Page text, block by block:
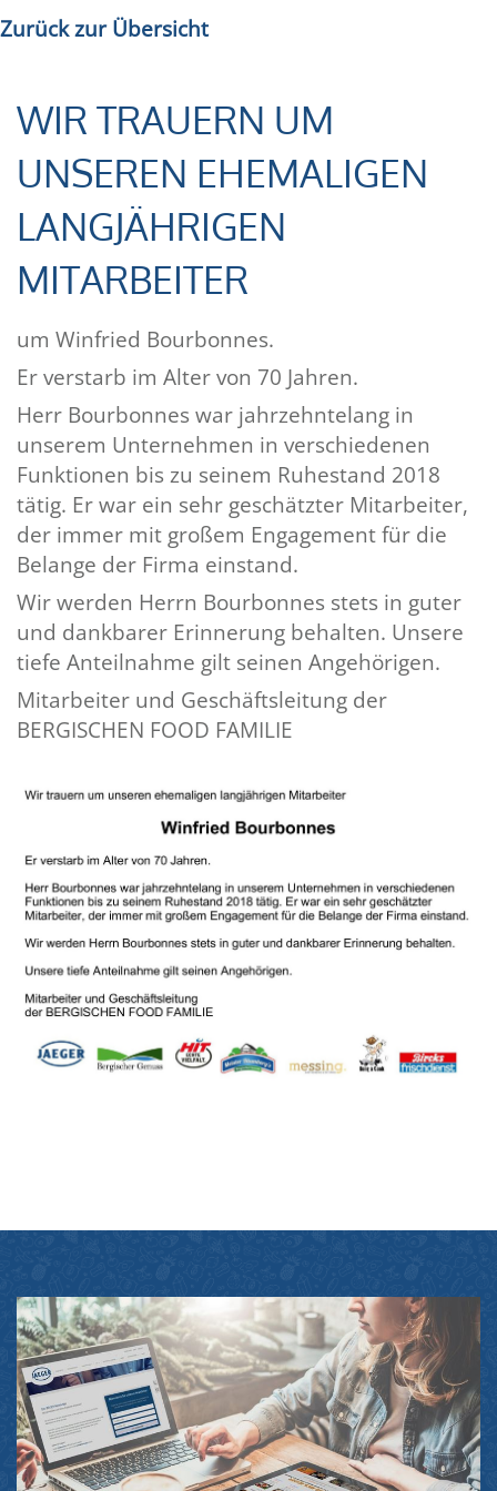
Zurück zur Übersicht
WIR TRAUERN UM
UNSEREN EHEMALIGEN
LANGJÄHRIGEN
MITARBEITER
um Winfried Bourbonnes.
Er verstarb im Alter von 70 Jahren.
Herr Bourbonnes war jahrzehntelang in
unserem Unternehmen in verschiedenen
Funktionen bis zu seinem Ruhestand 2018
tätig. Er war ein sehr geschätzter Mitarbeiter,
der immer mit großem Engagement für die
Belange der Firma einstand.
Wir werden Herrn Bourbonnes stets in guter
und dankbarer Erinnerung behalten. Unsere
tiefe Anteilnahme gilt seinen Angehörigen.
Mitarbeiter und Geschäftsleitung der
BERGISCHEN FOOD FAMILIE